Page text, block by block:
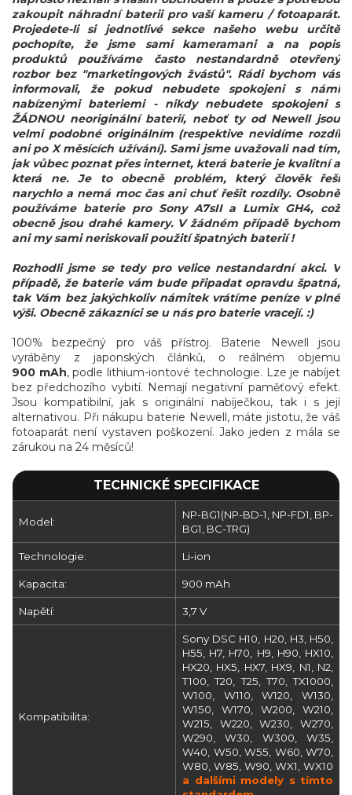
zakoupit náhradní baterii pro vaší kameru / fotoaparát.
Projedete-li si jednotlivé sekce našeho webu určitě
pochopíte, že jsme sami kameramani a na popis
produktů používáme často nestandardně otevřený
rozbor bez "marketingových žvástů". Rádi bychom vás
informovali, že pokud nebudete spokojeni s námi
nabízenými bateriemi - nikdy nebudete spokojeni s
ŽÁDNOU neoriginální baterií, neboť ty od Newell jsou
velmi podobné originálním (respektive nevidíme rozdíl
ani po X měsících užívání). Sami jsme uvažovali nad tím,
jak vůbec poznat přes internet, která baterie je kvalitní a
která ne. Je to obecně problém, který člověk řeší
narychlo a nemá moc čas ani chuť řešit rozdíly. Osobně
používáme baterie pro Sony A7sII a Lumix GH4, což
obecně jsou drahé kamery. V žádném případě bychom
ani my sami neriskovali použití špatných baterií !
Rozhodli jsme se tedy pro velice nestandardní akci. V
případě, že baterie vám bude připadat opravdu špatná,
tak Vám bez jakýchkoliv námitek vrátíme peníze v plné
výši. Obecně zákazníci se u nás pro baterie vracejí. :)
100% bezpečný pro váš přístroj. Baterie Newell jsou
vyráběny z japonských článků, o reálném objemu
900 mAh, podle lithium-iontové technologie. Lze je nabíjet
bez předchozího vybití. Nemají negativní paměťový efekt.
Jsou kompatibilní, jak s originální nabíječkou, tak i s její
alternativou. Při nákupu baterie Newell, máte jistotu, že váš
fotoaparát není vystaven poškození. Jako jeden z mála se
zárukou na 24 měsíců!
TECHNICKÉ SPECIFIKACE
Model:
NP-BG1(NP-BD-1, NP-FD1, BP-
BG1, BC-TRG)
Technologie: Li-ion
Kapacita: 900 mAh
Napětí: 3,7 V
Kompatibilita:
Sony DSC H10, H20, H3, H50,
H55, H7, H70, H9, H90, HX10,
HX20, HX5, HX7, HX9, N1, N2,
T100, T20, T25, T70, TX1000,
W100, W110, W120, W130,
W150, W170, W200, W210,
W215, W220, W230, W270,
W290, W30, W300, W35,
W40, W50, W55, W60, W70,
W80, W85, W90, WX1, WX10
a dalšími modely s tímto